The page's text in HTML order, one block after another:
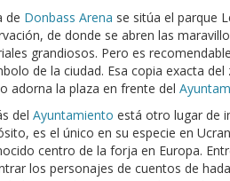
de Donbass Arena se sitúa el parque
de donde se abren las
grandiosos. Pero es
de la ciudad. Esa copia exacta
adorna la plaza en frente del
del Ayuntamiento está otro lugar de
es el único en su especie en
centro de la forja en Europa.
los personajes de cuentos de